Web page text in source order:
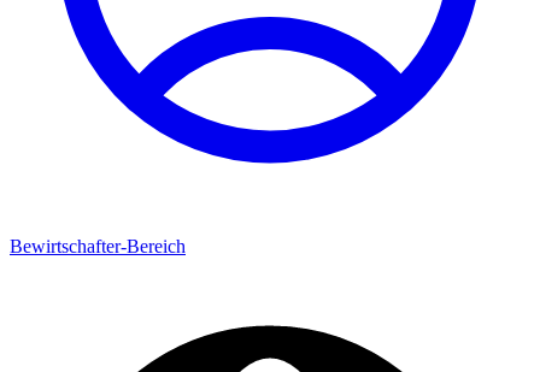
Bewirtschafter-Bereich